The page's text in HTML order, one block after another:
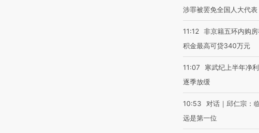
涉罪被罢免全国人大代表
11:12 非京籍五环内购
积金最高可贷340万元
11:07
寒武纪上半年净
逐季放缓
10:53
对话｜邱仁宗：
远是第一位